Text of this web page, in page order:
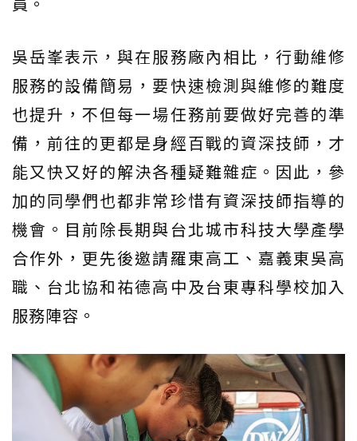
吳岳峯表示，與在服務廠內相比，行動維修
服務的設備簡易，要快速檢測與維修的難度
也提升，不但每一場任務前要做好完善的準
備，前往的更都是身經百戰的資深技師，才
能又快又好的解決各種疑難雜症。因此，參
加的同學們也都非常珍惜有資深技師指導的
機會。目前除長期與台北城市科技大學產學
合作外，更先後邀請羅東高工、嘉義東吳高
職、台北協和祐德高中及台東專科學校加入
服務陣容。